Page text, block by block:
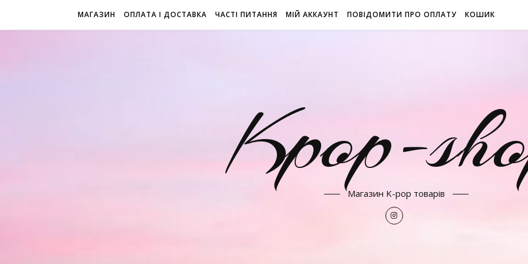
МАГАЗИН ОПЛАТА І ДОСТАВКА ЧАСТІ ПИТАННЯ МІЙ АККАУНТ ПОВІДОМИТИ ПРО ОПЛАТУ КОШИК
Kpop-
Магазин K-pop товарів